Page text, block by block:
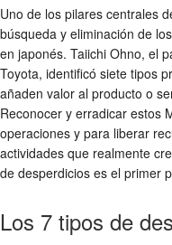
Uno de los pilares centrales
búsqueda y eliminación de
en japonés. Taiichi Ohno, el
Toyota, identificó siete tipos
añaden valor al producto o
Reconocer y erradicar estos
operaciones y para liberar
actividades que realmente
de desperdicios es el primer
Los 7 tipos de